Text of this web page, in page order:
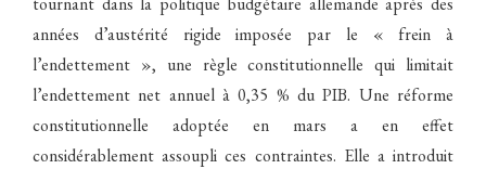
années d’austérité rigide imposée par le « frein à
l’endettement », une règle constitutionnelle qui limitait
l’endettement net annuel à 0,35 % du PIB. Une réforme
constitutionnelle adoptée en mars a en effet
considérablement assoupli ces contraintes. Elle a introduit